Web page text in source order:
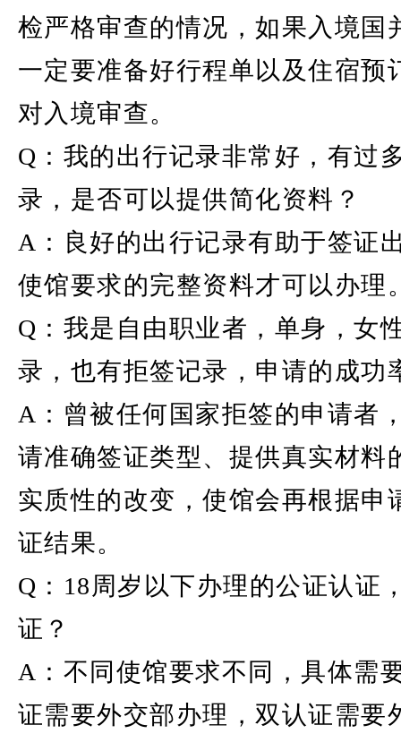
检严格审查的情况，如果入境国
一定要准备好行程单以及住宿预
对入境审查。
Q：我的出行记录非常好，有过
录，是否可以提供简化资料？
A：良好的出行记录有助于签证
使馆要求的完整资料才可以办理
Q：我是自由职业者，单身，女
录，也有拒签记录，申请的成功
A：曾被任何国家拒签的申请者
请准确签证类型、提供真实材料
实质性的改变，使馆会再根据申
证结果。
Q：18周岁以下办理的公证认证
证？
A：不同使馆要求不同，具体需
证需要外交部办理，双认证需要